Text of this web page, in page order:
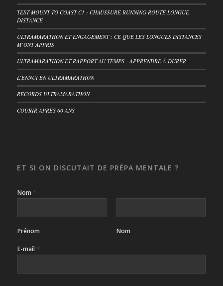
TEST MOUNT TO COAST C1 : CHAUSSURE RUNNING ROUTE LONGUE
DISTANCE
ULTRAMARATHON ET ENGAGEMENT : CE QUE LES LONGUES DISTANCES
M’ONT APPRIS
ULTRAMARATHON ET RAPPORT AU TEMPS : APPRENDRE À DURER
L’ENNUI EN ULTRAMARATHON
RECORDS ULTRAMARATHON
COURIR APRÈS 60 ANS
ET SI ON DISCUTAIT DE PRÉPA MENTALE ?
Nom *
Prénom Nom
E-mail *